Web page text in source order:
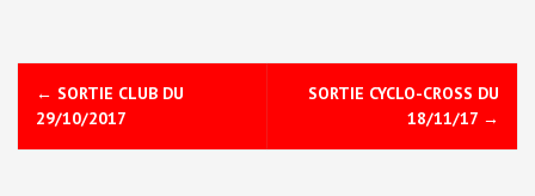
N
a
← SORTIE CLUB DU
29/10/2017
SORTIE CYCLO-CROSS DU
18/11/17 →